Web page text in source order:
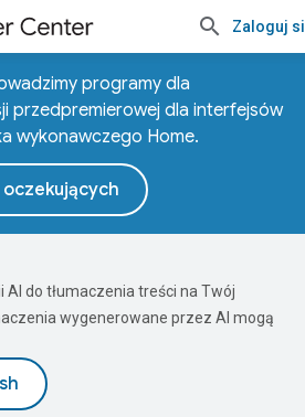
Zaloguj
programy dla
przedpremierowej dla interfejsów
wykonawczego Home.
oczekujących
AI do tłumaczenia treści na Twój
wygenerowane przez AI mogą